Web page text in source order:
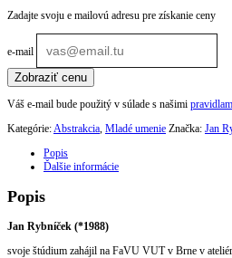
Zadajte svoju e mailovú adresu pre získanie ceny
e-mail
Zobraziť cenu
Váš e-mail bude použitý v súlade s našimi
Kategórie:Abstrakcia, Mladé umenie Značka: Jan
Popis
Ďalšie informácie
Popis
Jan Rybníček (*1988)
svoje štúdium zahájil na FaVU VUT v Brne v